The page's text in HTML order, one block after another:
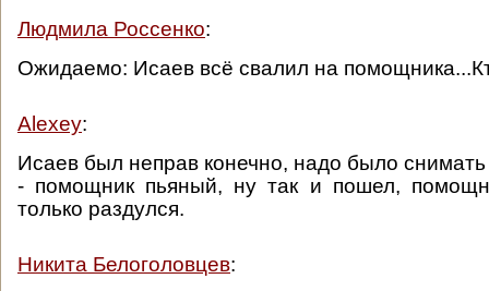
Людмила Россенко:
Ожидаемо: Исаев всё свалил на
Alexey:
Исаев был неправ конечно, надо было снимать
- помощник пьяный, ну так и пошел,
только раздулся.
Никита Белоголовцев: